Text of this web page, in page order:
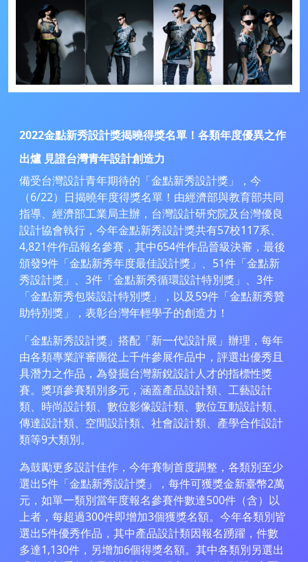
2022金點新秀設計獎揭曉得獎名單！各類年度優異之作
出爐 見證台灣青年設計創造力
備受台灣設計青年期待的「金點新秀設計獎」，今
（6/22）日揭曉年度得獎名單！由經濟部與教育部共同
指導、經濟部工業局主辦，台灣設計研究院及台灣優良
設計協會執行，今年金點新秀設計獎共有57校117系、
4,821件作品報名參賽，其中654件作品晉級決審，最後
頒發9件「金點新秀年度最佳設計獎」、51件「金點新
秀設計獎」、3件「金點新秀循環設計特別獎」、3件
「金點新秀包裝設計特別獎」，以及59件「金點新秀贊
助特別獎」，表彰台灣年輕學子的創造力！
「金點新秀設計獎」搭配「新一代設計展」辦理，每年
由各類專業評審團從上千件參展作品中，評選出優秀且
具潛力之作品，為發掘台灣新銳設計人才的指標性獎
賽。獎項參賽類別多元，涵蓋產品設計類、工藝設計
類、時尚設計類、數位影像設計類、數位互動設計類、
傳達設計類、空間設計類、社會設計類、產學合作設計
類等9大類別。
為鼓勵更多設計佳作，今年賽制首度調整，各類別至少
選出5件「金點新秀設計獎」，每件可獲獎金新臺幣2萬
元，如單一類別當年度報名參賽件數達500件（含）以
上者，每超過300件即增加3個獲獎名額。今年各類別皆
選出5件優秀作品，其中產品設計類因報名踴躍，件數
多達1,130件，另增加6個得獎名額。其中各類別另選出